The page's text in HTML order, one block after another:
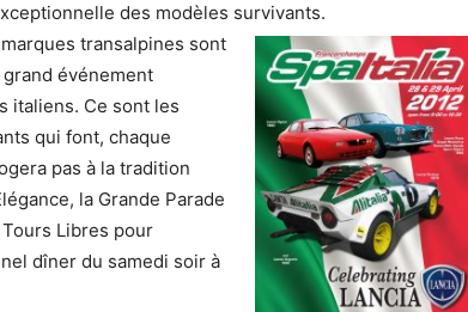
des modèles survivants.
transalpines sont
événement
italiens. Ce sont les
qui font, chaque
pas à la tradition
la Grande Parade
Libres pour
dîner du samedi soir à